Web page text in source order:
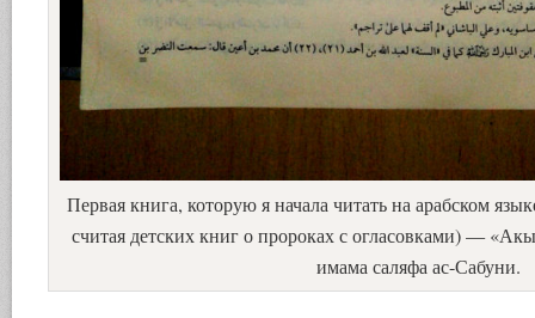
Первая книга, которую я начала читать на арабском
считая детских книг о пророках с огласовками) —
имама саляфа ас-Сабуни.